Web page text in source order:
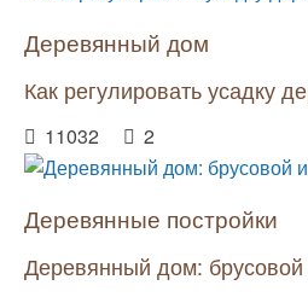
Деревянный дом
Как регулировать усадку
11032 2
Деревянные постройки
Деревянный дом: